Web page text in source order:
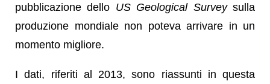
pubblicazione dello US Geological Surveysulla
produzione mondiale non poteva arrivare in un
momento migliore.
I dati, riferiti al 2013, sono riassunti in questa